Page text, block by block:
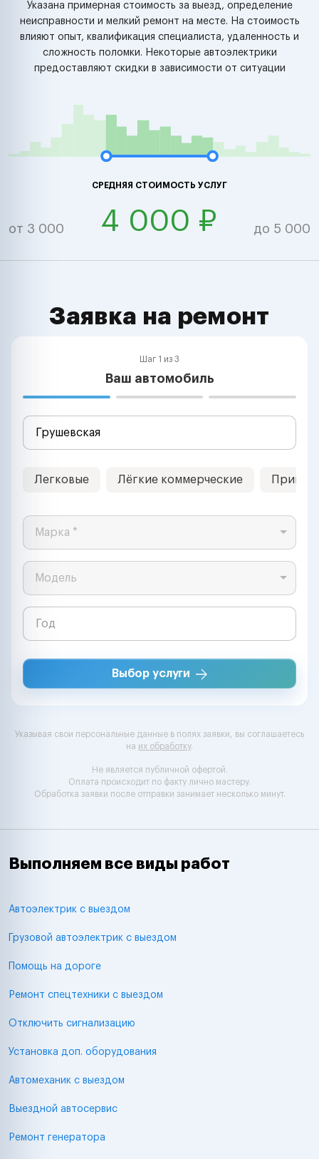
Указана примерная стоимость за выезд, определение
неисправности и мелкий ремонт на месте. На стоимость
влияют опыт, квалификация специалиста, удаленность и
сложность поломки. Некоторые автоэлектрики
предоставляют скидки в зависимости от ситуации
СРЕДНЯЯ СТОИМОСТЬ УСЛУГ
от 3 000 4 000 ₽ до 5 000
Заявка на ремонт
Шаг 1 из 3
Ваш автомобиль
Легковые Лёгкие коммерческие
Марка *
Модель
Выбор услуги
Указывая свои персональные данные в полях заявки, вы соглашаетесь
на их обработку.
Не является публичной офертой.
Оплата происходит по факту лично мастеру.
Обработка заявки после отправки занимает несколько минут.
Выполняем все виды работ
Автоэлектрик с выездом
Грузовой автоэлектрик с выездом
Помощь на дороге
Ремонт спецтехники с выездом
Отключить сигнализацию
Установка доп. оборудования
Автомеханик с выездом
Выездной автосервис
Ремонт генератора